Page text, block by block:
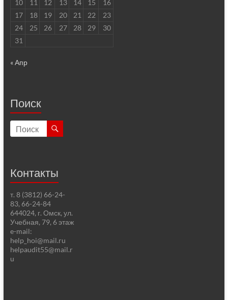
10
11 12 13 14 15
16
17
18 19 20 21 22
23
24
25 26 27 28 29
30
31
« Апр
Поиск
Контакты
т. 8 (3812) 66-24-
83, 66-24-84
644024, г. Омск, ул.
Учебная, 79, 6 этаж
e-mail:
help_hoi@mail.ru
helpaudit55@mail.r
u